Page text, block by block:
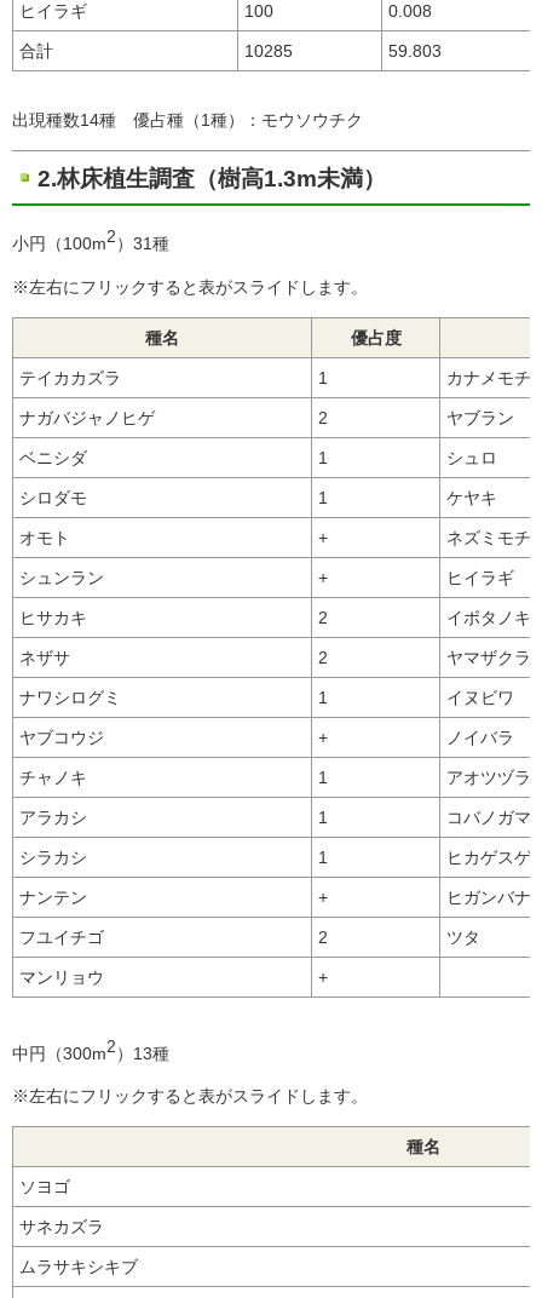
ヒイラギ 100 0.008
合計 10285 59.803
出現種数14種 優占種（1種）：モウソウチク
2.林床植生調査（樹高1.3m未満）
小円（100m2）31種
※左右にフリックすると表がスライドします。
種名 優占度
テイカカズラ 1 カナメモチ
ナガバジャノヒゲ 2 ヤブラン
ベニシダ 1 シュロ
シロダモ 1 ケヤキ
オモト + ネズミモチ
シュンラン + ヒイラギ
ヒサカキ 2 イボタノキ
ネザサ 2 ヤマザクラ
ナワシログミ 1 イヌビワ
ヤブコウジ + ノイバラ
チャノキ 1 アオツヅラ
アラカシ 1 コバノガマ
シラカシ 1 ヒカゲスゲ
ナンテン + ヒガンバナ
フユイチゴ 2 ツタ
マンリョウ +
中円（300m2）13種
※左右にフリックすると表がスライドします。
種名
ソヨゴ
サネカズラ
ムラサキシキブ